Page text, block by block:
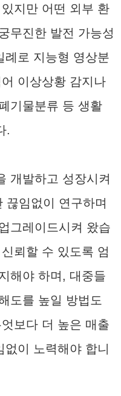
지만 어떤 외부 환
무진한 발전 가능성
례로 지능형 영상분
이상상황 감지나
기물분류 등 생활
.
개발하고 성장시켜
끊임없이 연구하며
그레이드시켜 왔습
뢰할 수 있도록 엄
해야 하며, 대중들
도를 높일 방법도
보다 더 높은 매출
이 노력해야 합니